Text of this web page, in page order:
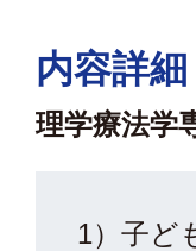
内容詳細
理学療法学
1）子ど